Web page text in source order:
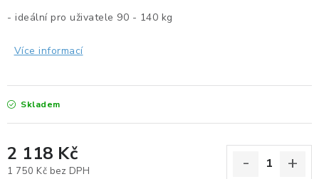
ERGONOMICKÉ PRODUKTY
BEDERNÍ A KRČNÍ OPĚRKY
- ideální pro uživatele 90 - 140 kg
Více informací
Skladem
2 118 Kč
1 750 Kč bez DPH